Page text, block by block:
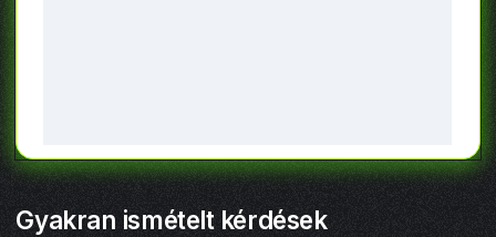
Gyakran ismételt kérdések